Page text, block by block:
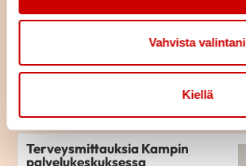
Vahvista valintani
Kiellä
Terveysmittauksia Kampin
palvelukeskuksessa